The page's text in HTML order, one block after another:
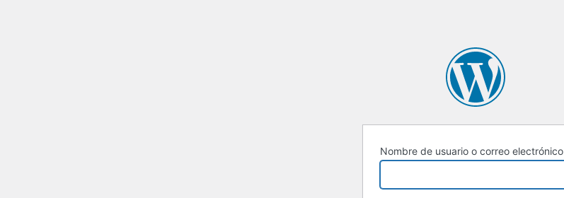
Nombre de usuario o correo electrónico